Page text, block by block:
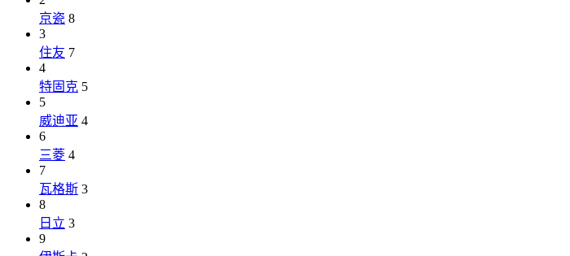
京瓷 8
3
住友 7
4
特固克 5
5
威迪亚 4
6
三菱 4
7
瓦格斯 3
8
日立 3
9